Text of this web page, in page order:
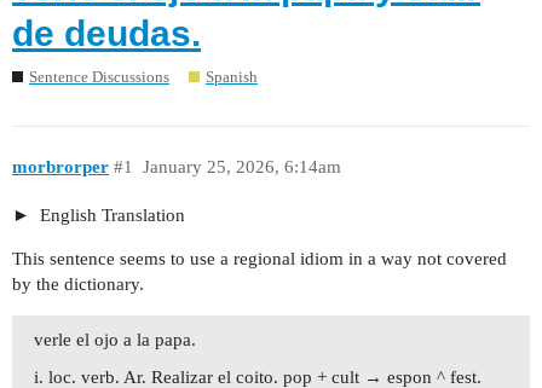
de deudas.
Sentence Discussions Spanish
morbrorper January 25, 2026, 6:14am
#1
English Translation
This sentence seems to use a regional idiom in a way not covered
by the dictionary.
verle el ojo a la papa.
i. loc. verb. Ar. Realizar el coito. pop + cult → espon ^ fest.